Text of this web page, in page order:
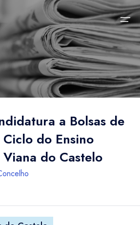
a Bolsas de
Ciclo do Ensino
do Castelo